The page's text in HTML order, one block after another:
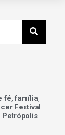
fé, família,
Festival
Petrópolis